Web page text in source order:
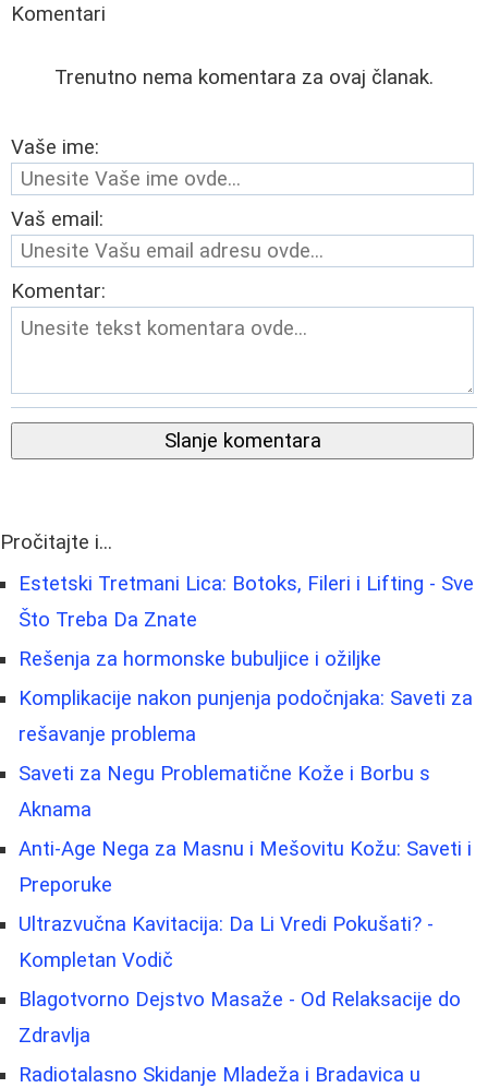
Komentari
Trenutno nema komentara za ovaj članak.
Vaše ime:
Vaš email:
Komentar:
Slanje komentara
Pročitajte i...
Estetski Tretmani Lica: Botoks, Fileri i Lifting - Sve
Što Treba Da Znate
Rešenja za hormonske bubuljice i ožiljke
Komplikacije nakon punjenja podočnjaka: Saveti za
rešavanje problema
Saveti za Negu Problematične Kože i Borbu s
Aknama
Anti-Age Nega za Masnu i Mešovitu Kožu: Saveti i
Preporuke
Ultrazvučna Kavitacija: Da Li Vredi Pokušati? -
Kompletan Vodič
Blagotvorno Dejstvo Masaže - Od Relaksacije do
Zdravlja
Radiotalasno Skidanje Mladeža i Bradavica u